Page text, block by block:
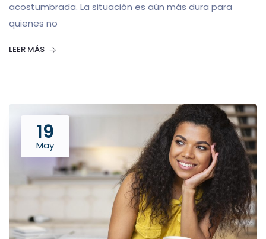
acostumbrada. La situación es aún más dura para
quienes no
LEER MÁS
19
May